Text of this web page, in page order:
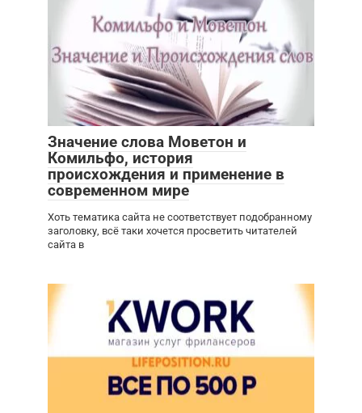
Значение слова Моветон и
Комильфо, история
происхождения и применение в
современном мире
Хоть тематика сайта не соответствует подобранному
заголовку, всё таки хочется просветить читателей
сайта в